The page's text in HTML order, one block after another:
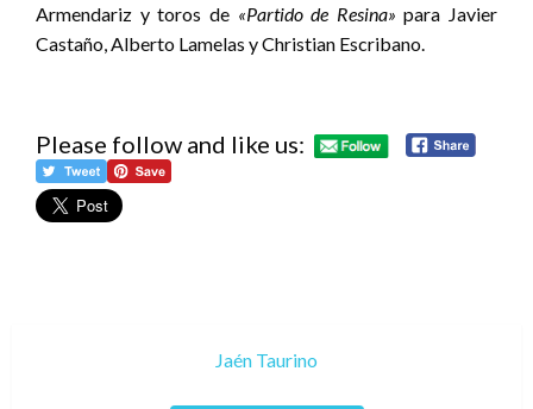
Armendariz y toros de «Partido de Resina» para Javier
Castaño, Alberto Lamelas y Christian Escribano.
Please follow and like us:
Jaén Taurino